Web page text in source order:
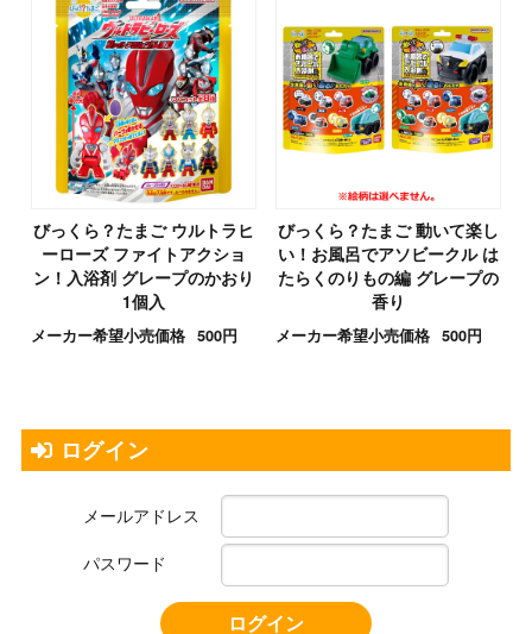
びっくら？たまご ウルトラヒ
ーローズ ファイトアクショ
ン！入浴剤 グレープのかおり
1個入
メーカー希望小売価格 500円
びっくら？たまご 動いて楽し
い！お風呂でアソビークル は
たらくのりもの編 グレープの
香り
メーカー希望小売価格 500円
ログイン
メールアドレス
パスワード
ログイン